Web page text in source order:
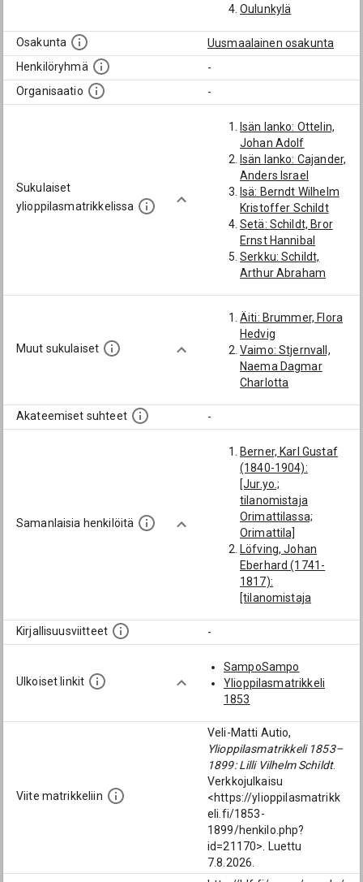
Oulunkylä
Osakunta
Uusmaalainen osakunta
Henkilöryhmä
-
Organisaatio
-
Sukulaiset
ylioppilasmatrikkelissa
Isän lanko: Ottelin,
Johan Adolf
Isän lanko: Cajander,
Anders Israel
Isä: Berndt Wilhelm
Kristoffer Schildt
Setä: Schildt, Bror
Ernst Hannibal
Serkku: Schildt,
Arthur Abraham
Hjalmar Fabian
Serkku: Schildt,
Ernst
Serkku: Schildt,
Osma Alfred
Muut sukulaiset
Äiti: Brummer, Flora
Hedvig
Vaimo: Stjernvall,
Naema Dagmar
Charlotta
Akateemiset suhteet -
Samanlaisia henkilöitä
Berner, Karl Gustaf
(1840-1904):
[Jur.yo.;
tilanomistaja
Orimattilassa;
Orimattila]
Löfving, Johan
Eberhard (1741-
1817):
[tilanomistaja
Smedberg, Allan
Ivar (1872-1955):
[Oulunkylä]
Wallén, Karl Wilhelm
[Yo Borgå lyc.;
13.9.1882; Borgå
lyceum; marraskuu
1860; syyskuu 1882]
Kemiläinen, Pekka
Vilho (1879-1967):
[Oulunkylä]
Lindequist, Oskar
Emil (1848-1911):
[Padasjoki;
Kirjallisuusviitteet -
Ulkoiset linkit
SampoSampo
Ylioppilasmatrikkeli
1853
Viite matrikkeliin
Veli-Matti Autio,
Ylioppilasmatrikkeli 1853–
1899: Lilli Vilhelm Schildt.
Verkkojulkaisu
<https://ylioppilasmatrikk
eli.fi/1853-
1899/henkilo.php?
id=21170>. Luettu
7.8.2026.